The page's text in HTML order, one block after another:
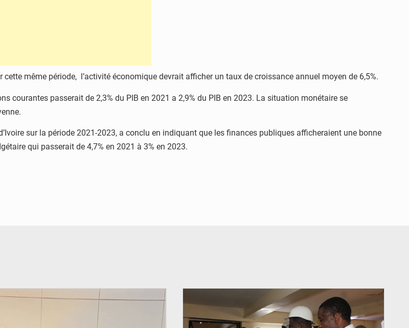
même période, l’activité économique devrait afficher un taux de croissance annuel moyen de 6,5%.
courantes passerait de 2,3% du PIB en 2021 a 2,9% du PIB en 2023. La situation monétaire se
sur la période 2021-2023, a conclu en indiquant que les finances publiques afficheraient une bonne
qui passerait de 4,7% en 2021 à 3% en 2023.